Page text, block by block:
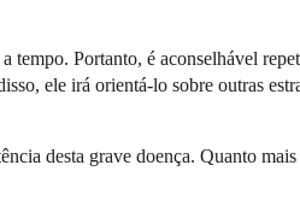
tempo. Portanto, é aconselhável
ele irá orientá-lo sobre outras
desta grave doença. Quanto